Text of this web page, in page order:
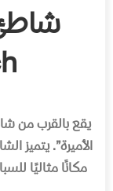
يقع بالقرب من
الأميرة”.يتميز
مكانًا مثاليًا